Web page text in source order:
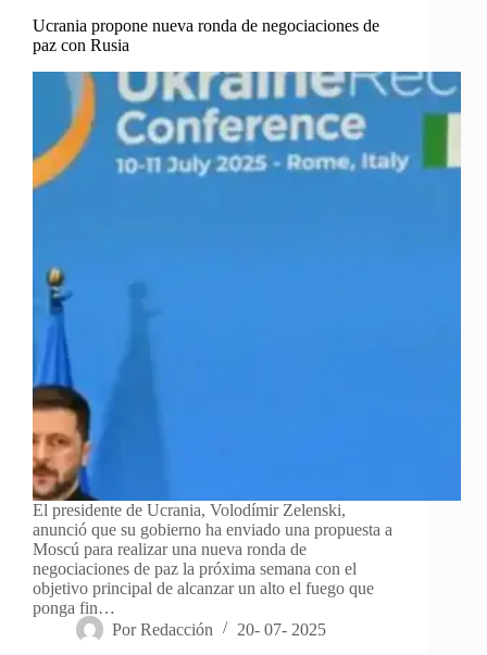
Ucrania propone nueva ronda de negociaciones de
paz con Rusia
El presidente de Ucrania, Volodímir Zelenski,
anunció que su gobierno ha enviado una propuesta a
Moscú para realizar una nueva ronda de
negociaciones de paz la próxima semana con el
objetivo principal de alcanzar un alto el fuego que
ponga fin…
Por Redacción 20- 07- 2025